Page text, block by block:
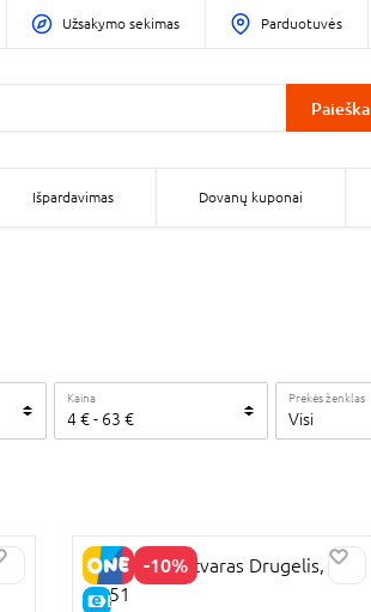
Užsakymo sekimas Parduotuvės
Paieška
Išpardavimas Dovanų kuponai
Kaina
4€- 63 €
Prekės ženklas
Visi
-10%
E-KAINA
GUNTHER aitvaras Drugelis,
1151